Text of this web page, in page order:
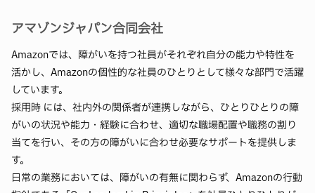
アマゾンジャパン合同会社
Amazonでは、障がいを持つ社員がそれぞれ自分の能力や特性を
活かし、Amazonの個性的な社員のひとりとして様々な部門で活躍
しています。
採用時 には、社内外の関係者が連携しながら、ひとりひとりの障
がいの状況や能力・経験に合わせ、適切な職場配置や職務の割り
当てを行い、その方の障がいに合わせ必要なサポートを提供しま
す。
日常の業務においては、障がいの有無に関わらず、Amazonの行動